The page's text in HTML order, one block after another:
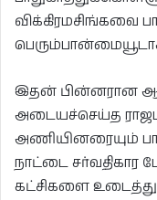
விக்கிரமசிங்கவை
இதன் பின்னரான
அடையச்செய்த
அணியினரையும்
நாட்டை
கட்சிகளை உடைத்து